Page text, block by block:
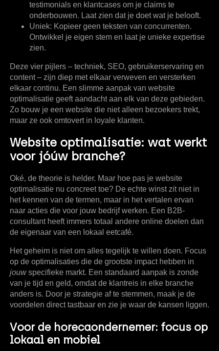
testimonials en klantcases om je claims te
onderbouwen. Laat zien dat je doet wat je belooft.
Uniek: Kopieer geen teksten van concurrenten.
Ontwikkel je eigen stem en laat je unieke expertise
zien.
Deze vier pijlers – techniek, SEO, gebruikerservaring en
content – zijn diep met elkaar verweven en versterken
elkaar continu. Een slimme aanpak van website
optimalisatie geeft aandacht aan elk van deze gebieden.
Zo bouw je een website die niet alleen bezoekers trekt,
maar ze ook omtovert in loyale klanten.
Website optimalisatie: wat werkt
voor jóúw branche?
Oké, de theorie is helder. Maar hoe pas je website
optimalisatie nu concreet toe? De echte winst zit niet in
het kennen van de termen, maar in het vertalen ervan
naar acties die voor jouw bedrijf werken. Een B2B-
consultant heeft immers totaal andere online doelen dan
de eigenaar van een lokaal eetcafé.
Het geheim is niet om alles tegelijk te willen doen. Focus
op de optimalisaties die de grootste impact hebben in
jouwspecifieke markt. Een standaard aanpak is zonde
van je tijd en geld, omdat de klantreis in elke branche
anders is. Door je strategie af te stemmen, maak je de
voordelen direct tastbaar en zie je waar de kansen liggen.
Voor de horecaondernemer: focus op
lokaal en mobiel